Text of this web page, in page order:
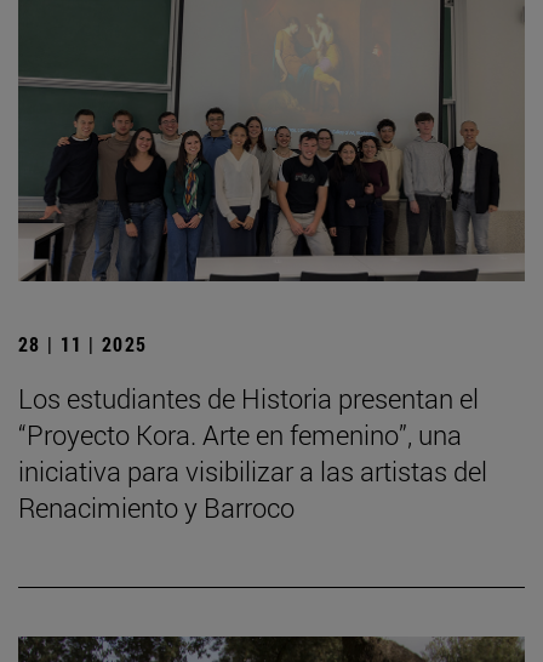
28 | 11 | 2025
Los estudiantes de Historia presentan el
“Proyecto Kora. Arte en femenino”, una
iniciativa para visibilizar a las artistas del
Renacimiento y Barroco